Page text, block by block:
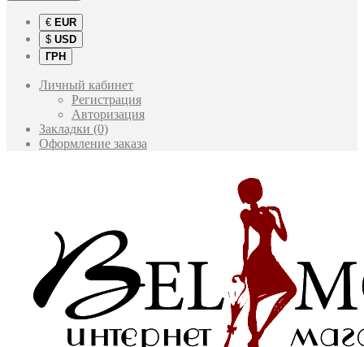
€ EUR
$ USD
ГРН
Личный кабинет
Регистрация
Авторизация
Закладки (0)
Оформление заказа